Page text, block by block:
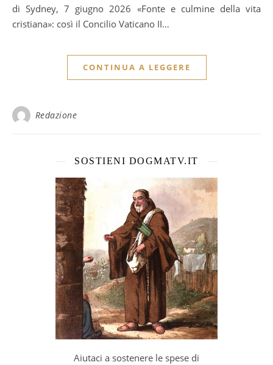
di Sydney, 7 giugno 2026 «Fonte e culmine della vita
cristiana»: così il Concilio Vaticano II…
CONTINUA A LEGGERE
Redazione
SOSTIENI DOGMATV.IT
Aiutaci a sostenere le spese di